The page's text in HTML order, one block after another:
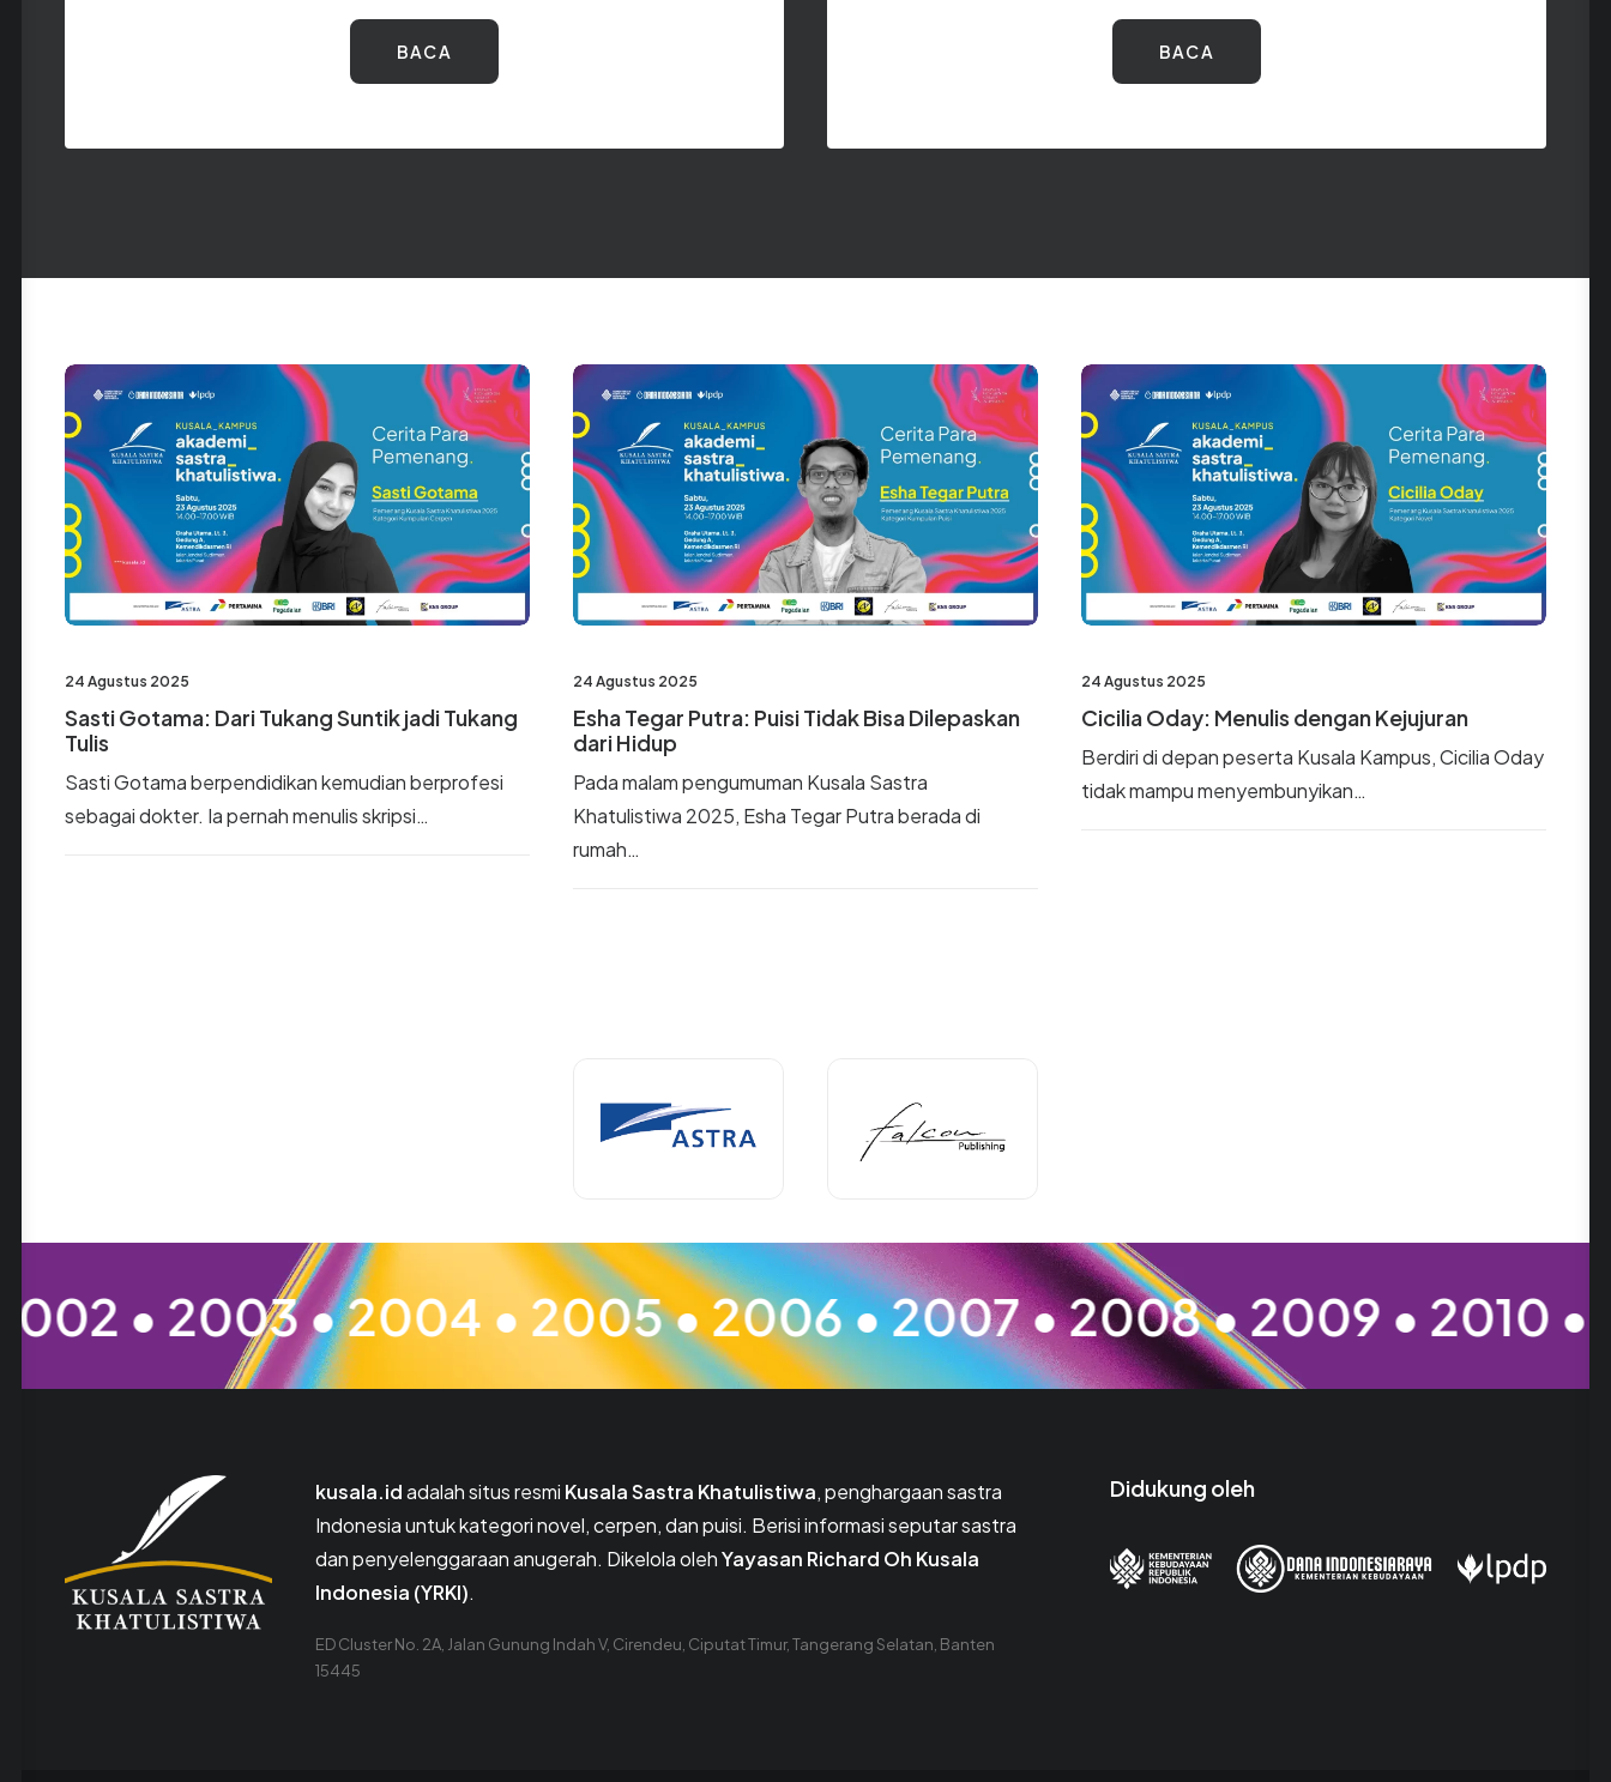
BACA BACA
24 Agustus 2025
Sasti Gotama: Dari Tukang Suntik jadi Tukang
Tulis
Sasti Gotama berpendidikan kemudian berprofesi
sebagai dokter. Ia pernah menulis skripsi…
24 Agustus 2025
Esha Tegar Putra: Puisi Tidak Bisa Dilepaskan
dari Hidup
Pada malam pengumuman Kusala Sastra
Khatulistiwa 2025, Esha Tegar Putra berada di
rumah…
24 Agustus 2025
Cicilia Oday: Menulis dengan Kejujuran
Berdiri di depan peserta Kusala Kampus, Cicilia Oday
tidak mampu menyembunyikan…
• 2004 • 2005 • 2006 • 2007 • 2008 • 2009 • 2010 • 2011 •
kusala.idadalah situs resmi Kusala Sastra Khatulistiwa, penghargaan sastra
Indonesia untuk kategori novel, cerpen, dan puisi. Berisi informasi seputar sastra
dan penyelenggaraan anugerah. Dikelola olehYayasan Richard Oh Kusala
Indonesia (YRKI).
ED Cluster No. 2A, Jalan Gunung Indah V, Cirendeu, Ciputat Timur, Tangerang Selatan, Banten
15445
Didukung oleh